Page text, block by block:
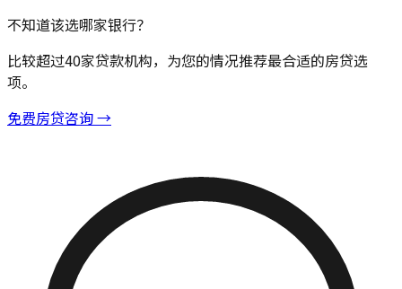
不知道该选哪家银行？
比较超过40家贷款机构，为您的情况推荐最合适的房贷选
项。
免费房贷咨询 →